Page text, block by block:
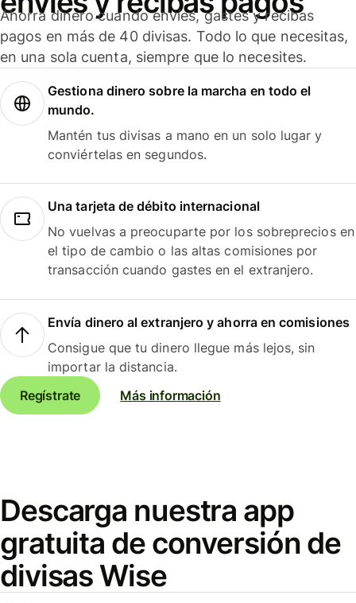
Ahorra dinero cuando envíes, gastes y recibas
pagos en más de 40 divisas. Todo lo que necesitas,
en una sola cuenta, siempre que lo necesites.
Gestiona dinero sobre la marcha en todo el
mundo.
Mantén tus divisas a mano en un solo lugar y
conviértelas en segundos.
Una tarjeta de débito internacional
No vuelvas a preocuparte por los sobreprecios en
el tipo de cambio o las altas comisiones por
transacción cuando gastes en el extranjero.
Envía dinero al extranjero y ahorra en comisiones
Consigue que tu dinero llegue más lejos, sin
importar la distancia.
Regístrate
Más información
Descarga nuestra app
gratuita de conversión de
divisas Wise